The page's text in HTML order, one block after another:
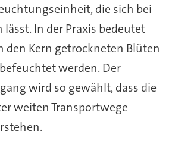
die sich bei
lässt. In der Praxis bedeutet
den Kern getrockneten Blüten
werden. Der
wird so gewählt, dass die
weiten Transportwege